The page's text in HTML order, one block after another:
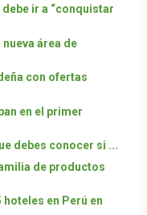
debe ir a “conquistar
área de
con ofertas
en el primer
debes conocer si ...
de productos
en Perú en